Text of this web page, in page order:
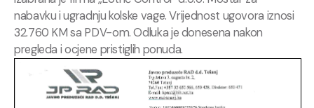
nabavku i ugradnju kolske vage. Vrijednost ugovora iznosi
32.760 KM sa PDV-om. Odluka je donesena nakon
pregleda i ocjene pristiglih ponuda.